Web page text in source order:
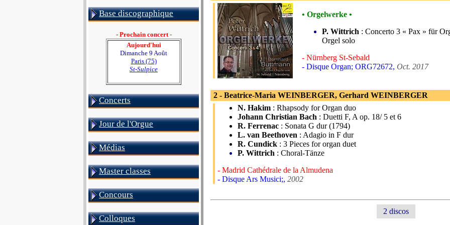
Base discographique
- Prochain concert -
Aujourd'hui
Dimanche 9 Août
Paris (75)
St-Sulpice
Concerts
Jour de l'Orgue
Médias
Master classes
Concours
Colloques
• Orgelwerke •
P. Wittrich : Concerto 3 « Pax » für
Orgel solo
- Nürnberg St-Sebald
- Disque Organ; ORG72672, Oct. 2017
2 - Beatrice-Maria WEINBERGER, Gerhard WEINBERGER
N. Hakim : Rhapsody for Organ duo
Johann Christian Bach : Duetti F, A op. 18/ 5 et 6
R. Ferrenac : Sonata G dur (1794)
L. van Beethoven : Adagio in F dur
R. Cundick : 3 Pieces for organ duet
P. Wittrich : Choral-Tänze
- Madrid Cathédrale de la Almudena
- Disque Ars Musici;, 2002
2 discos